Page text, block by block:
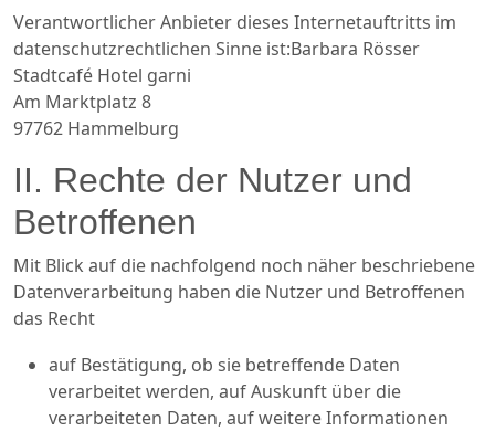
Verantwortlicher Anbieter dieses Internetauftritts im
datenschutzrechtlichen Sinne ist:Barbara Rösser
Stadtcafé Hotel garni
Am Marktplatz 8
97762 Hammelburg
II. Rechte der Nutzer und
Betroffenen
Mit Blick auf die nachfolgend noch näher beschriebene
Datenverarbeitung haben die Nutzer und Betroffenen
das Recht
auf Bestätigung, ob sie betreffende Daten
verarbeitet werden, auf Auskunft über die
verarbeiteten Daten, auf weitere Informationen